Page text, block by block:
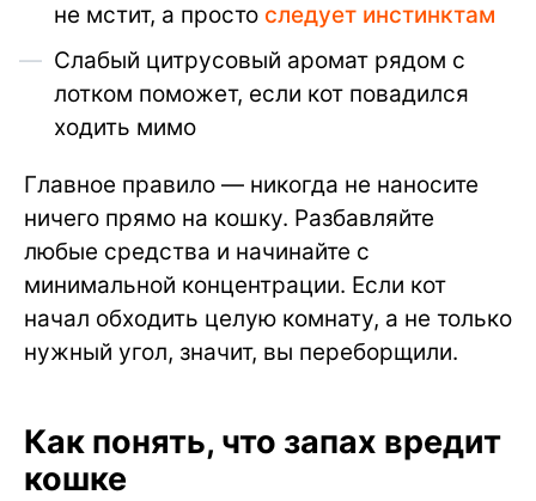
не мстит, а просто следует инстинктам
Слабый цитрусовый аромат рядом с
лотком поможет, если кот повадился
ходить мимо
Главное правило — никогда не наносите
ничего прямо на кошку. Разбавляйте
любые средства и начинайте с
минимальной концентрации. Если кот
начал обходить целую комнату, а не только
нужный угол, значит, вы переборщили.
Как понять, что запах вредит
кошке